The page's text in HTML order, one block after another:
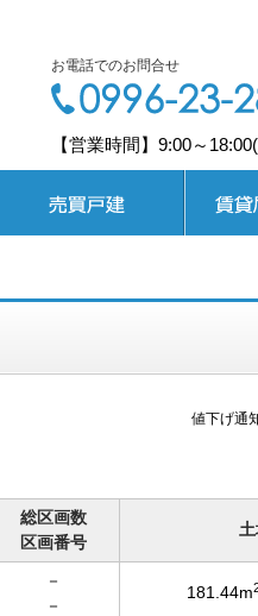
お電話でのお問合せ
【営業時間】9:00～
値下げ通
総区画数
区画番号
－
－
181.44m